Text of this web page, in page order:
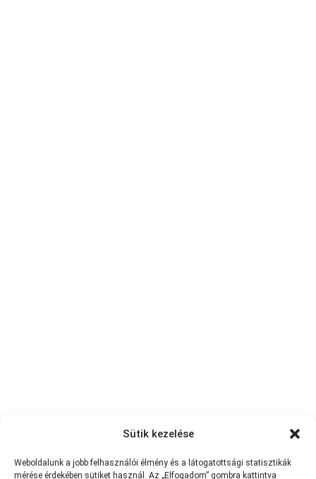
Sütik kezelése
Weboldalunk a jobb felhasználói élmény és a látogatottsági statisztikák
mérése érdekében sütiket használ. Az „Elfogadom” gombra kattintva